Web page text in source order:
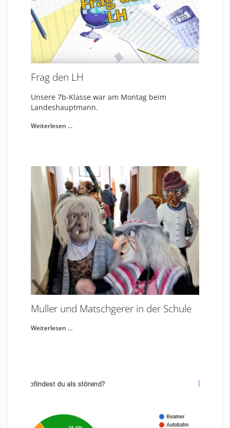
Frag den LH
Unsere 7b-Klasse war am Montag beim
Landeshauptmann.
Weiterlesen …
Muller und Matschgerer in der Schule
Weiterlesen …